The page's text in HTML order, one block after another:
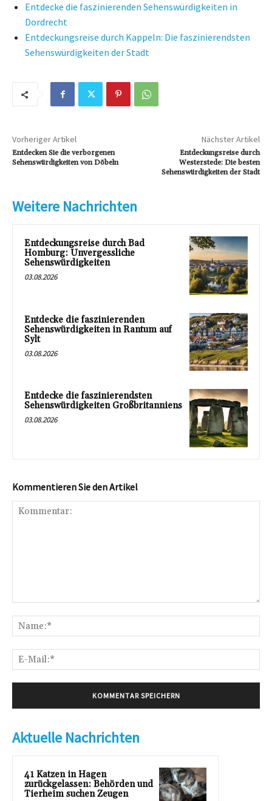
Entdecke die faszinierenden Sehenswürdigkeiten in
Dordrecht
Entdeckungsreise durch Kappeln: Die faszinierendsten
Sehenswürdigkeiten der Stadt
Vorheriger Artikel
Entdecken Sie die verborgenen
Sehenswürdigkeiten von Döbeln
Nächster Artikel
Entdeckungsreise durch
Westerstede: Die besten
Sehenswürdigkeiten der Stadt
Weitere Nachrichten
Entdeckungsreise durch Bad
Homburg: Unvergessliche
Sehenswürdigkeiten
03.08.2026
Entdecke die faszinierenden
Sehenswürdigkeiten in Rantum auf
Sylt
03.08.2026
Entdecke die faszinierendsten
Sehenswürdigkeiten Großbritanniens
03.08.2026
Kommentieren Sie den Artikel
Aktuelle Nachrichten
41 Katzen in Hagen
zurückgelassen: Behörden und
Tierheim suchen Zeugen